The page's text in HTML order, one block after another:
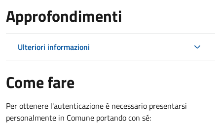
Approfondimenti
Ulteriori informazioni
Come fare
Per ottenere l'autenticazione è necessario presentarsi
personalmente in Comune portando con sé: